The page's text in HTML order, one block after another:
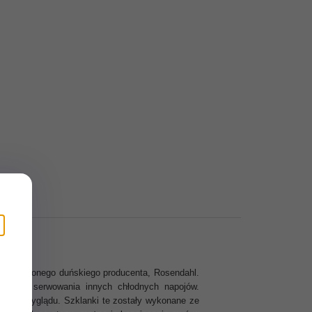
cenionego duńskiego producenta, Rosendahl.
do serwowania innych chłodnych napojów.
wyglądu. Szklanki te zostały wykonane ze